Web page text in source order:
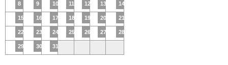
8 9 10 11 12 13 14
15 16 17 18 19 20 21
22 23 24 25 26 27 28
29 30 31